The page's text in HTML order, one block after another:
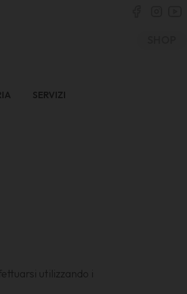
SERVIZI
utilizzando i